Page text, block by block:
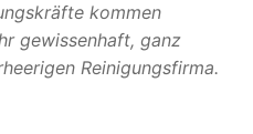
kommen
gewissenhaft, ganz
Reinigungsfirma.